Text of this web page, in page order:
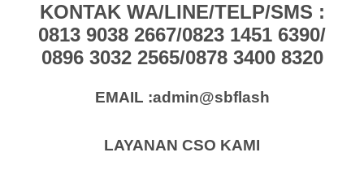
KONTAK WA/LINE/TELP/SMS :
0813 9038 2667/0823 1451 6390/
0896 3032 2565/0878 3400 8320
EMAIL :admin@sbflash
LAYANAN CSO KAMI